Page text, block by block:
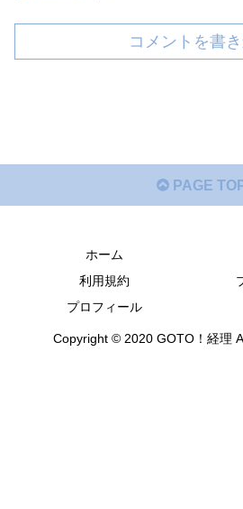
コメントを書
PAGE
ホーム
利用規約
プロフィール
Copyright © 2020 GOTO！経理